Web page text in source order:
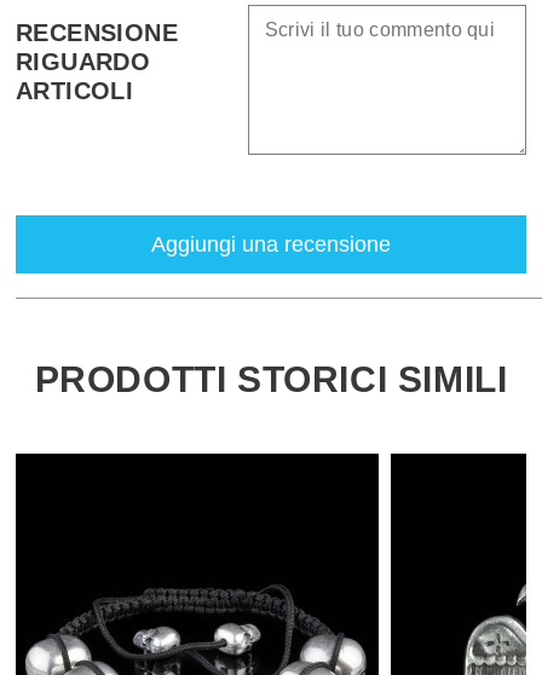
RECENSIONE
RIGUARDO
ARTICOLI
Aggiungi una recensione
PRODOTTI STORICI SIMILI